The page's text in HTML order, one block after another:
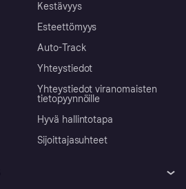
Kestävyys
Esteettömyys
Auto-Track
Yhteystiedot
Yhteystiedot viranomaisten
tietopyynnöille
Hyvä hallintotapa
Sijoittajasuhteet